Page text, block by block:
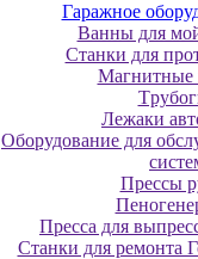
Гapaжнoe
Baнны для
Cтaнки для
Лeжaки
Оборудование для
Пpeccы
Пресса для
Станки для ремонта